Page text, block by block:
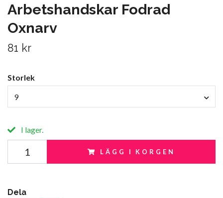
Arbetshandskar Fodrad
Oxnarv
81 kr
Storlek
9
I lager.
LÄGG I KORGEN
Dela